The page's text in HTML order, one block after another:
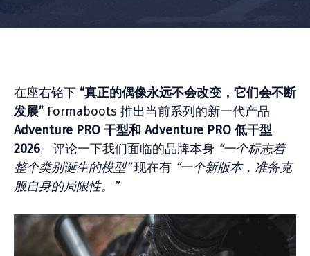
在座右铭下 “真正的偶像永远不会改变，它们会不断
发展” Formaboots 推出当前系列的新一代产品
Adventure PRO 干型和 Adventure PRO 低干型
2026。评论一下我们面临的品牌本身 “一个标志着
整个类别诞生的模型”现在有 “一个新版本，准备克
服自身的局限性。”